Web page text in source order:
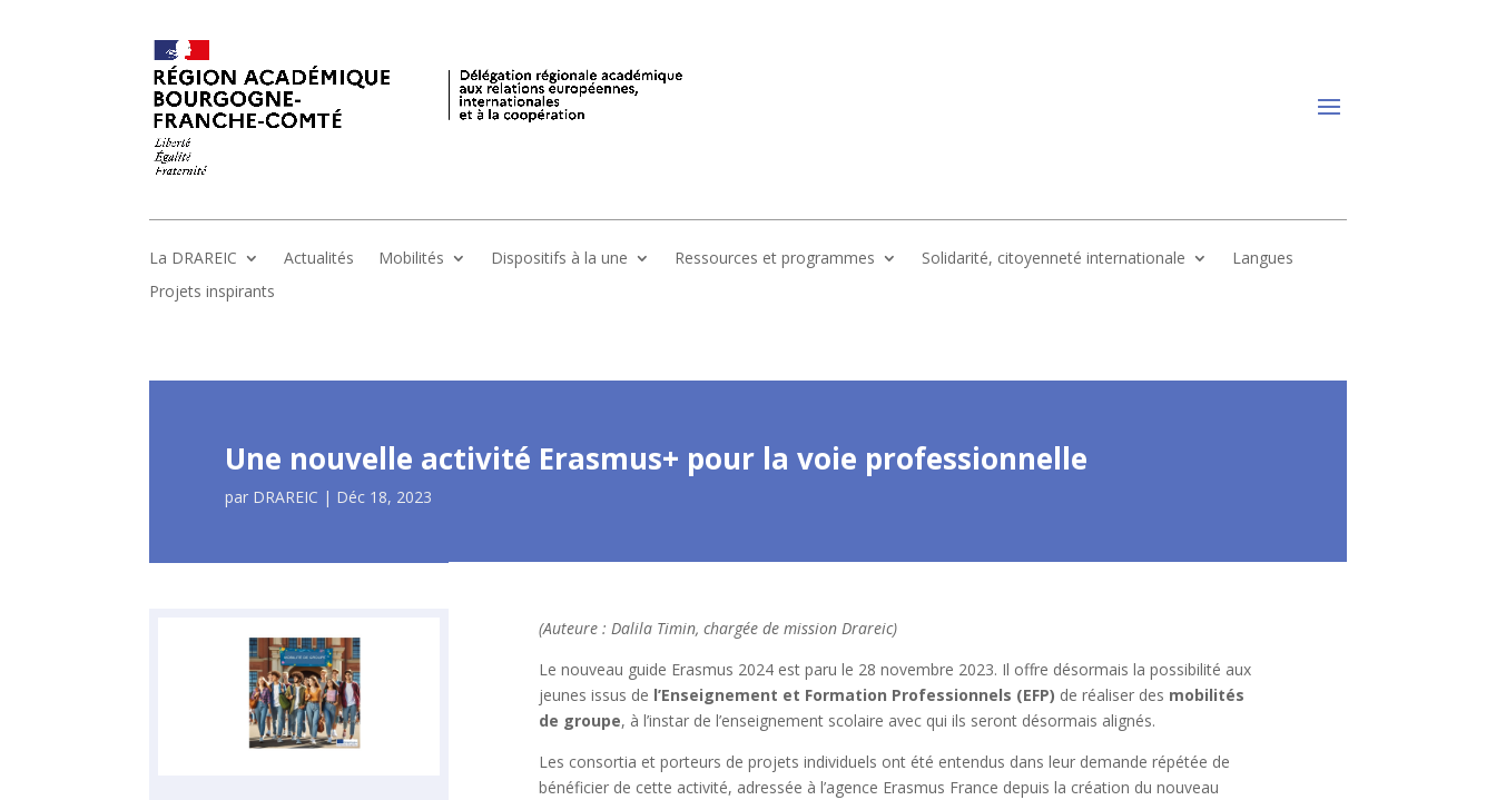
La DRAREIC Actualités Mobilités Dispositifs à la une Ressources et programmes Solidarité, citoyenneté internationale
Langues
Projets inspirants
Une nouvelle activité Erasmus+ pour la voie professionnelle
par DRAREIC | Déc 18, 2023
(Auteure : Dalila Timin, chargée de mission Drareic)
Le nouveau guide Erasmus 2024 est paru le 28 novembre 2023. Il offre désormais la possibilité aux
jeunes issus de l’Enseignement et Formation Professionnels (EFP) de réaliser des mobilités
de groupe, à l’instar de l’enseignement scolaire avec qui ils seront désormais alignés.
Les consortia et porteurs de projets individuels ont été entendus dans leur demande répétée de
bénéficier de cette activité, adressée à l’agence Erasmus France depuis la création du nouveau